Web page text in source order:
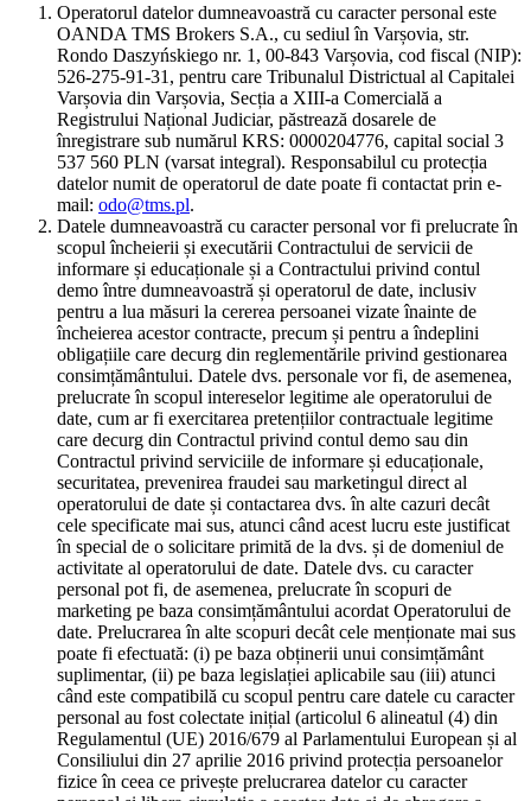
Operatorul datelor dumneavoastră cu caracter personal este
OANDA TMS Brokers S.A., cu sediul în Varșovia, str.
Rondo Daszyńskiego nr. 1, 00-843 Varșovia, cod fiscal (NIP):
526-275-91-31, pentru care Tribunalul Districtual al Capitalei
Varșovia din Varșovia, Secția a XIII-a Comercială a
Registrului Național Judiciar, păstrează dosarele de
înregistrare sub numărul KRS: 0000204776, capital social 3
537 560 PLN (varsat integral). Responsabilul cu protecția
datelor numit de operatorul de date poate fi contactat prin e-
mail: odo@tms.pl.
Datele dumneavoastră cu caracter personal vor fi prelucrate în
scopul încheierii și executării Contractului de servicii de
informare și educaționale și a Contractului privind contul
demo între dumneavoastră și operatorul de date, inclusiv
pentru a lua măsuri la cererea persoanei vizate înainte de
încheierea acestor contracte, precum și pentru a îndeplini
obligațiile care decurg din reglementările privind gestionarea
consimțământului. Datele dvs. personale vor fi, de asemenea,
prelucrate în scopul intereselor legitime ale operatorului de
date, cum ar fi exercitarea pretențiilor contractuale legitime
care decurg din Contractul privind contul demo sau din
Contractul privind serviciile de informare și educaționale,
securitatea, prevenirea fraudei sau marketingul direct al
operatorului de date și contactarea dvs. în alte cazuri decât
cele specificate mai sus, atunci când acest lucru este justificat
în special de o solicitare primită de la dvs. și de domeniul de
activitate al operatorului de date. Datele dvs. cu caracter
personal pot fi, de asemenea, prelucrate în scopuri de
marketing pe baza consimțământului acordat Operatorului de
date. Prelucrarea în alte scopuri decât cele menționate mai sus
poate fi efectuată: (i) pe baza obținerii unui consimțământ
suplimentar, (ii) pe baza legislației aplicabile sau (iii) atunci
când este compatibilă cu scopul pentru care datele cu caracter
personal au fost colectate inițial (articolul 6 alineatul (4) din
Regulamentul (UE) 2016/679 al Parlamentului European și al
Consiliului din 27 aprilie 2016 privind protecția persoanelor
fizice în ceea ce privește prelucrarea datelor cu caracter